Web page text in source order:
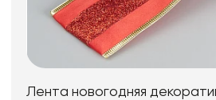
Лента новогодняя